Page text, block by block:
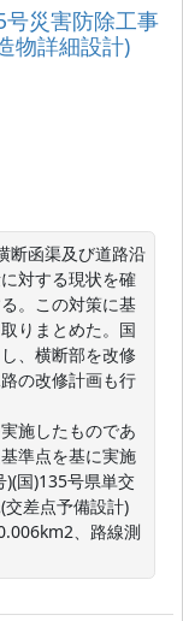
災害防除工事
物詳細設計)
断函渠及び道路沿
対する現状を確
。この対策に基
りまとめた。国
、横断部を改修
の改修計画も行
施したものであ
準点を基に実施
国)135号県単交
差点予備設計)
、路線測